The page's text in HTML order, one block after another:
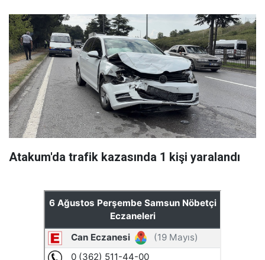
Atakum'da trafik kazasında 1 kişi yaralandı